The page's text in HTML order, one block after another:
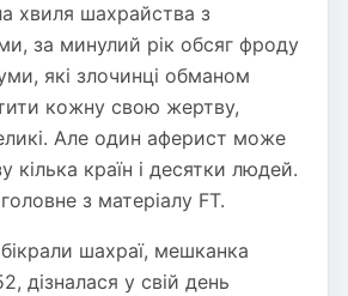
хвиля шахрайства з
за минулий рік обсяг фроду
які злочинці обманом
кожну свою жертву,
Але один аферист може
кілька країн і десятки людей.
з матеріалу FT.
шахраї, мешканка
дізналася у свій день